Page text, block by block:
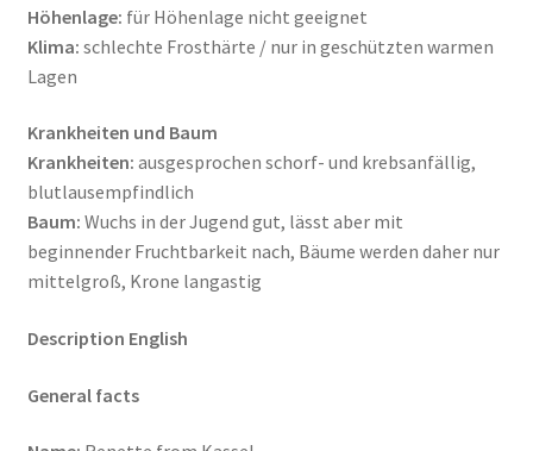
Höhenlage: für Höhenlage nicht geeignet
Klima: schlechte Frosthärte / nur in geschützten warmen
Lagen
Krankheiten und Baum
Krankheiten: ausgesprochen schorf- und krebsanfällig,
blutlausempfindlich
Baum: Wuchs in der Jugend gut, lässt aber mit
beginnender Fruchtbarkeit nach, Bäume werden daher nur
mittelgroß, Krone langastig
Description English
General facts